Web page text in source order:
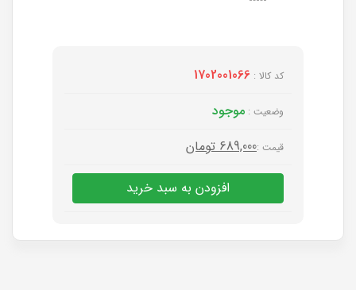
کد کالا : 1702001066
وضعیت : موجود
قیمت :689,000 تومان
افزودن به سبد خرید